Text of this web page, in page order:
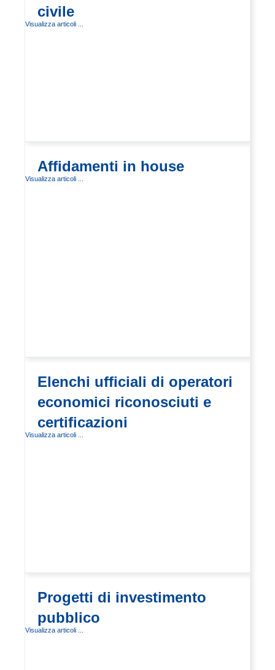
civile
Visualizza articoli ...
Affidamenti in house
Visualizza articoli ...
Elenchi ufficiali di operatori
economici riconosciuti e
certificazioni
Visualizza articoli ...
Progetti di investimento
pubblico
Visualizza articoli ...